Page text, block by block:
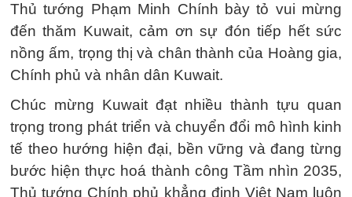
Thủ tướng Phạm Minh Chính bày tỏ vui mừng
đến thăm Kuwait, cảm ơn sự đón tiếp hết sức
nồng ấm, trọng thị và chân thành của Hoàng gia,
Chính phủ và nhân dân Kuwait.
Chúc mừng Kuwait đạt nhiều thành tựu quan
trọng trong phát triển và chuyển đổi mô hình kinh
tế theo hướng hiện đại, bền vững và đang từng
bước hiện thực hoá thành công Tầm nhìn 2035,
Thủ tướng Chính phủ khẳng định Việt Nam luôn